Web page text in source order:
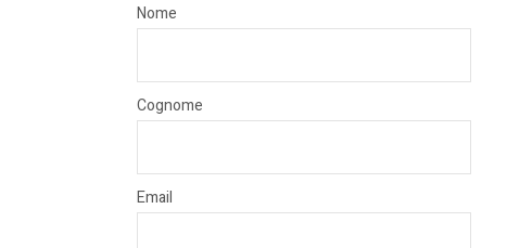
Nome
Cognome
Email